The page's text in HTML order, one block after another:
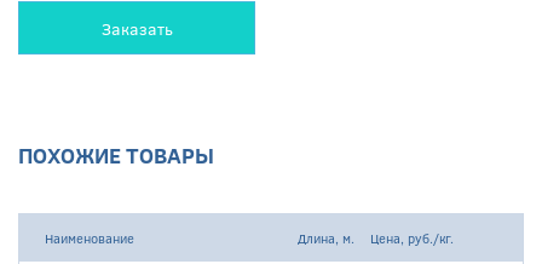
Заказать
ПОХОЖИЕ ТОВАРЫ
Наименование Длина, м. Цена, руб./кг.